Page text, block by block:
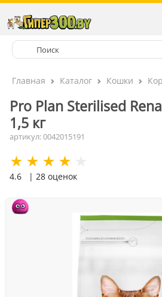
Главная Каталог Кошки
Pro Plan Sterilised
1,5 кг
артикул: 0042015191
4.6 | 28 оценок